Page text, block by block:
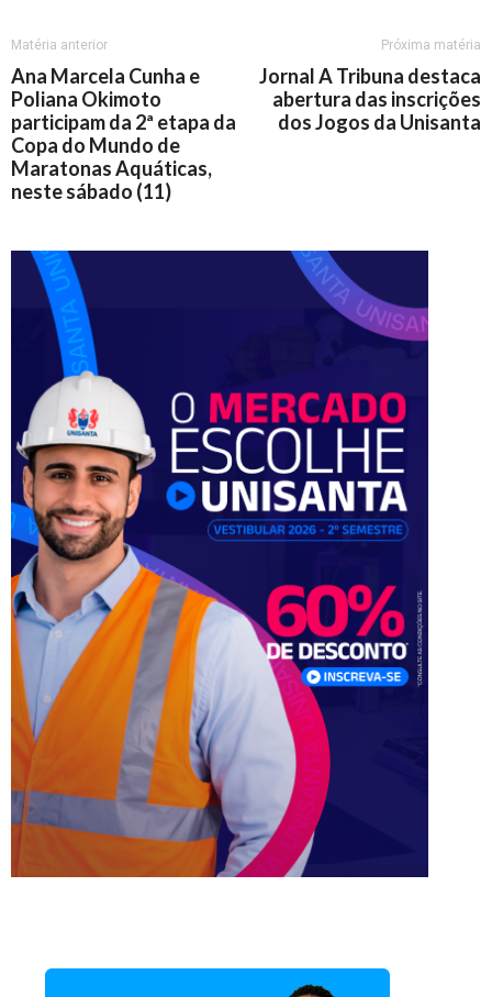
Matéria anterior
Ana Marcela Cunha e
Poliana Okimoto
participam da 2ª etapa da
Copa do Mundo de
Maratonas Aquáticas,
neste sábado (11)
Próxima matéria
Jornal A Tribuna destaca
abertura das inscrições
dos Jogos da Unisanta